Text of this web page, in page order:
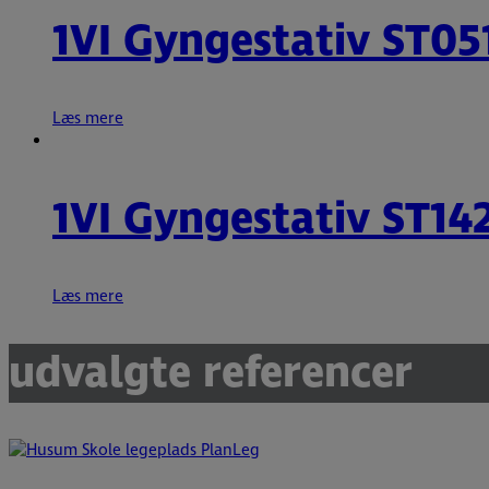
1VI Gyngestativ
Læs mere
1VI Gyngestativ
Læs mere
udvalgte referencer